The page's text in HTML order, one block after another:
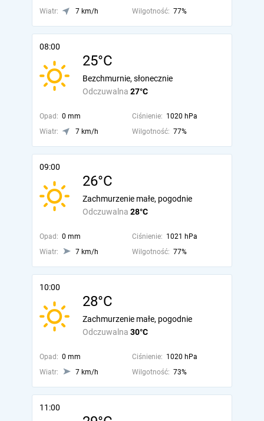
Wiatr: 7 km/h Wilgotność: 77%
08:00
25°C
Odczuwalna 27°C
Bezchmurnie, słonecznie
Opad: 0 mm Ciśnienie: 1020 hPa
Wiatr:
7 km/h Wilgotność: 77%
09:00
26°C
Odczuwalna 28°C
Zachmurzenie małe, pogodnie
Opad: 0 mm Ciśnienie: 1021 hPa
Wiatr:
7 km/h Wilgotność: 77%
10:00
28°C
Odczuwalna 30°C
Zachmurzenie małe, pogodnie
Opad: 0 mm Ciśnienie: 1020 hPa
Wiatr:
7 km/h Wilgotność: 73%
11:00